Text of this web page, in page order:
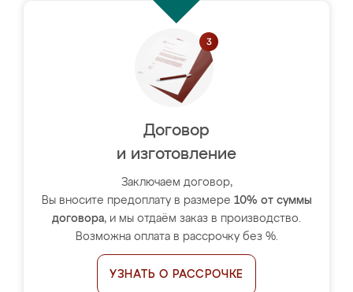
Договор
и изготовление
Заключаем договор,
Вы вносите предоплату в размере 10% от суммы
договора, и мы отдаём заказ в производство.
Возможна оплата в рассрочку без %.
УЗНАТЬ О РАССРОЧКЕ